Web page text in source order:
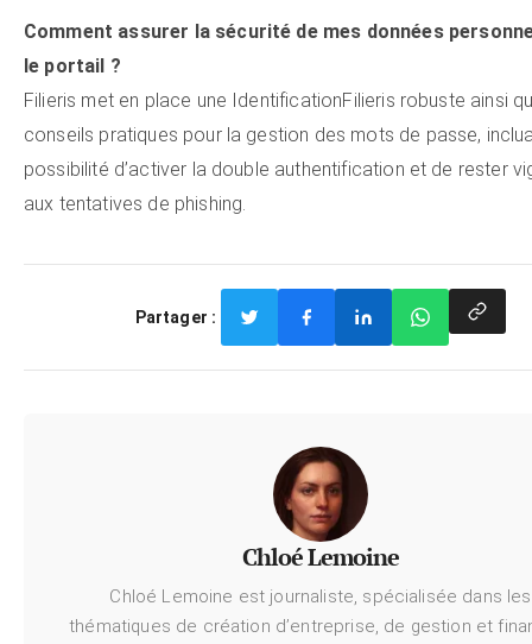
Comment assurer la sécurité de mes données
le portail ?
Filieris met en place une IdentificationFilieris robuste ainsi
conseils pratiques pour la gestion des mots de passe,
possibilité d’activer la double authentification et de rester
aux tentatives de phishing.
Partager :
Chloé Lemoine
Chloé Lemoine est journaliste, spécialisée dans les
thématiques de création d’entreprise, de gestion et